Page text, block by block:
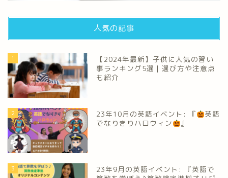
人気の記事
1
【2024年最新】子供に人気の習い
事ランキング5選｜選び方や注意点
も紹介
2 23年10月の英語イベント: 『
英語
でなりきりハロウィン
』
3
23年9月の英語イベント: 『英語で